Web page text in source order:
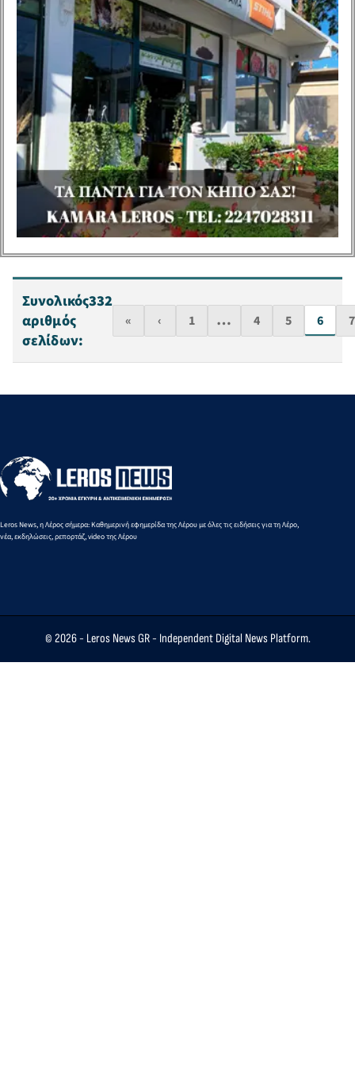
στον Σύλλογο και μετά
την ολοκλήρωση της
πορείας τους στις
ακαδημίες.
Συνολικός
αριθμός
σελίδων:
332
« ‹ 1 … 4 5 6 7
Leros News, η Λέρος σήμερα: Καθημερινή εφημερίδα της Λέρου με όλες τις ειδήσεις για τη Λέρο,
νέα, εκδηλώσεις, ρεπορτάζ, video της Λέρου
© 2026 - Leros News GR- Independent Digital News Platform.